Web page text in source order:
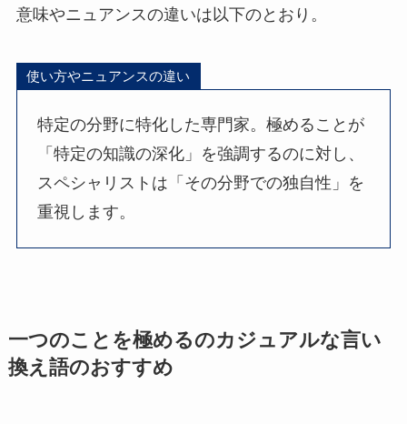
意味やニュアンスの違いは以下のとおり。
使い方やニュアンスの違い
特定の分野に特化した専門家。極めることが
「特定の知識の深化」を強調するのに対し、
スペシャリストは「その分野での独自性」を
重視します。
一つのことを極めるのカジュアルな言い
換え語のおすすめ